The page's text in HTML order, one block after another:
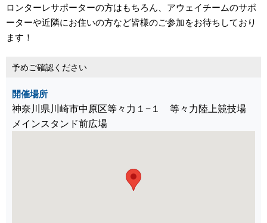
ロンターレサポーターの方はもちろん、アウェイチームのサポ
ーターや近隣にお住いの方など皆様のご参加をお待ちしており
ます！
予めご確認ください
開催場所
神奈川県川崎市中原区等々力１−１ 等々力陸上競技場
メインスタンド前広場